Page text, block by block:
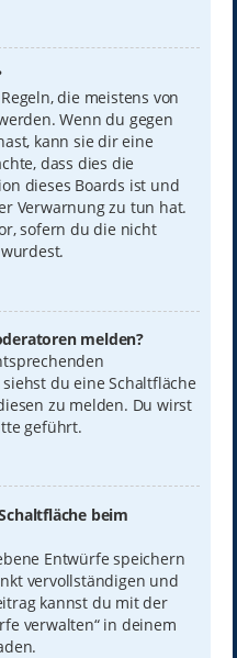
die meistens von
Wenn du gegen
kann sie dir eine
dass dies die
dieses Boards ist und
Verwarnung zu tun hat.
sofern du die nicht
melden?
du eine Schaltfläche
zu melden. Du wirst
geführt.
beim
Entwürfe speichern
vervollständigen und
kannst du mit der
verwalten“ in deinem